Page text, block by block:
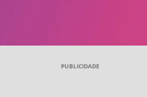
PUBLICIDADE